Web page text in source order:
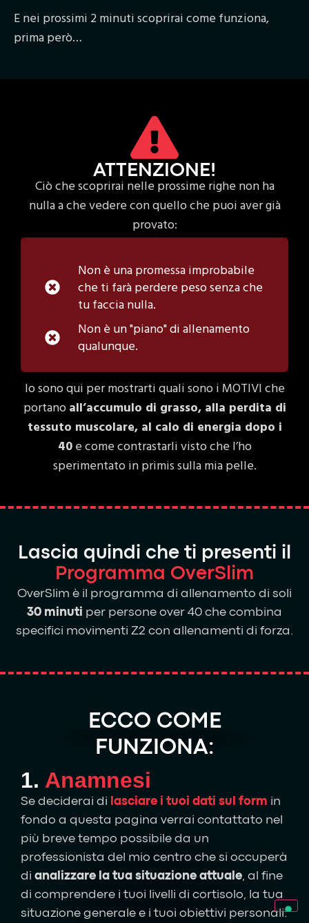
E nei prossimi 2 minuti scoprirai come funziona,
prima però…
ATTENZIONE!
Ciò che scoprirai nelle prossime righe non ha
nulla a che vedere con quello che puoi aver già
provato:
Non è una promessa improbabile
che ti farà perdere peso senza che
tu faccia nulla.
Non è un "piano" di allenamento
qualunque.
Io sono qui per mostrarti quali sono i MOTIVI che
portanoall’accumulo di grasso, alla perdita di
tessuto muscolare, al calo di energia dopo i
40e come contrastarli visto che l’ho
sperimentato in primis sulla mia pelle.
Lascia quindi che ti presenti il
Programma OverSlim
OverSlim è il programma di allenamento di soli
30 minuti
per persone over 40 che combina
specifici movimenti Z2 con allenamenti di forza.
ECCO COME
FUNZIONA:
1. Anamnesi
Se deciderai di lasciare i tuoi dati sul form in
fondo a questa pagina verrai contattato nel
più breve tempo possibile da un
professionista del mio centro che si occuperà
di analizzare la tua situazione attuale al fine
di comprendere i tuoi livelli di cortisolo, la tua
situazione generale e i tuoi obiettivi personali.